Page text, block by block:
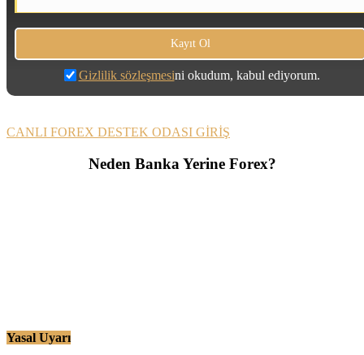
Gizlilik sözleşmesini okudum, kabul ediyorum.
CANLI FOREX DESTEK ODASI GİRİŞ
Neden Banka Yerine Forex?
Yasal Uyarı